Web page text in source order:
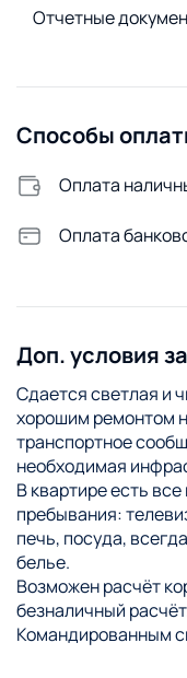
Отчетные
Способы
Оплата
Оплата
Доп. условия
Сдается светлая и
хорошим ремонтом
транспортное
необходимая
В квартире есть
пребывания:
печь, посуда,
белье.
Возможен расчёт
безналичный
Командированным